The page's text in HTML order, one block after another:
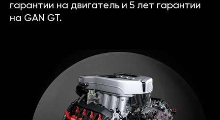
гарантии на двигатель и 5 лет гарантии
на GAN GT.